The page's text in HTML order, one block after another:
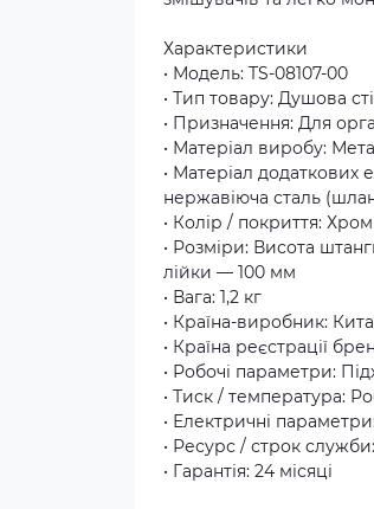
Характеристики
• Модель: TS-08107-00
• Тип товару: Душова
• Призначення: Для
• Матеріал виробу:
• Матеріал додаткових
нержавіюча сталь
• Колір / покриття: Хром
• Розміри: Висота
лійки — 100 мм
• Вага: 1,2 кг
• Країна-виробник:
• Країна реєстрації
• Робочі параметри:
• Тиск / температура:
• Електричні
• Ресурс / строк
• Гарантія: 24 місяці